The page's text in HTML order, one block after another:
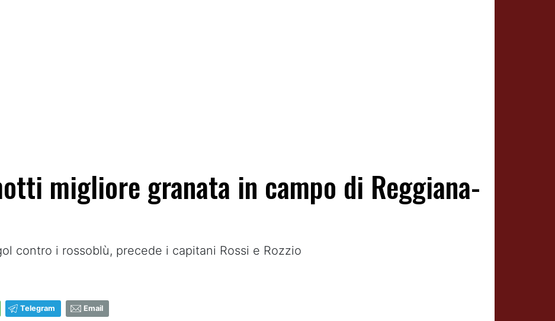
migliore granata in campo di Reggiana-
contro i rossoblù, precede i capitani Rossi e Rozzio
Telegram Email